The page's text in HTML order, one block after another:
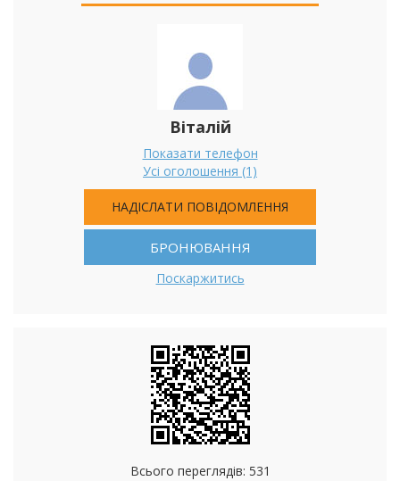
Віталій
Показати телефон
Усі оголошення (1)
НАДІСЛАТИ ПОВІДОМЛЕННЯ
БРОНЮВАННЯ
Поскаржитись
Всього переглядів: 531